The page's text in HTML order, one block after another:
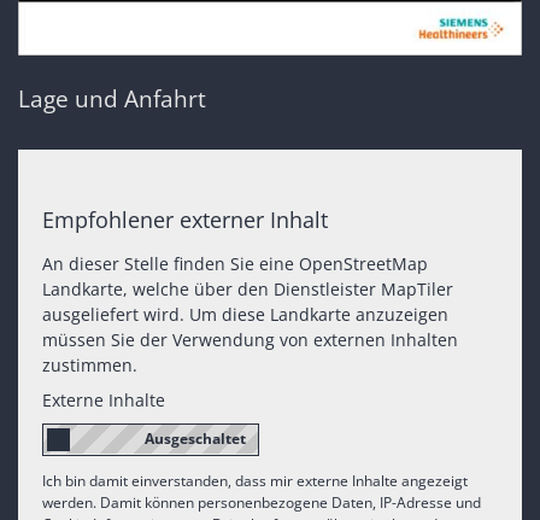
Lage und Anfahrt
Empfohlener externer Inhalt
An dieser Stelle finden Sie eine OpenStreetMap
Landkarte, welche über den Dienstleister MapTiler
ausgeliefert wird. Um diese Landkarte anzuzeigen
müssen Sie der Verwendung von externen Inhalten
zustimmen.
Externe Inhalte
Ich bin damit einverstanden, dass mir externe Inhalte angezeigt
werden. Damit können personenbezogene Daten, IP-Adresse und